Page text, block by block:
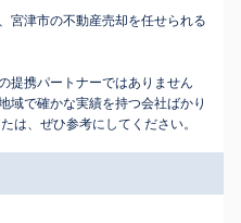
宮津市の不動産売却を任せられる
提携パートナーではありません
域で確かな実績を持つ会社ばかり
は、ぜひ参考にしてください。